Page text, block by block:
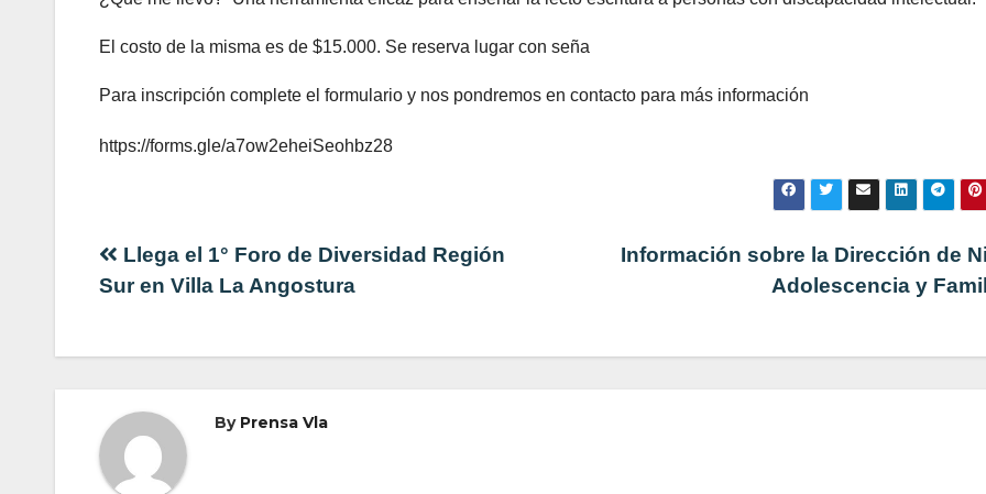
El costo de la misma es de $15.000. Se reserva lugar con seña
Para inscripción complete el formulario y nos pondremos en contacto para más información
https://forms.gle/a7ow2eheiSeohbz28
Navegación
entradas
Información sobre la Dirección de
Adolescencia y
Llega el 1° Foro de Diversidad Región
Sur en Villa La Angostura
By Prensa Vla